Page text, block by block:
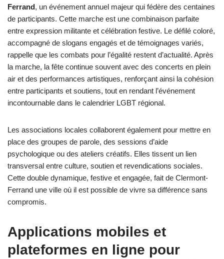
Ferrand, un événement annuel majeur qui fédère des centaines
de participants. Cette marche est une combinaison parfaite
entre expression militante et célébration festive. Le défilé coloré,
accompagné de slogans engagés et de témoignages variés,
rappelle que les combats pour l’égalité restent d’actualité. Après
la marche, la fête continue souvent avec des concerts en plein
air et des performances artistiques, renforçant ainsi la cohésion
entre participants et soutiens, tout en rendant l’événement
incontournable dans le calendrier LGBT régional.
Les associations locales collaborent également pour mettre en
place des groupes de parole, des sessions d’aide
psychologique ou des ateliers créatifs. Elles tissent un lien
transversal entre culture, soutien et revendications sociales.
Cette double dynamique, festive et engagée, fait de Clermont-
Ferrand une ville où il est possible de vivre sa différence sans
compromis.
Applications mobiles et
plateformes en ligne pour